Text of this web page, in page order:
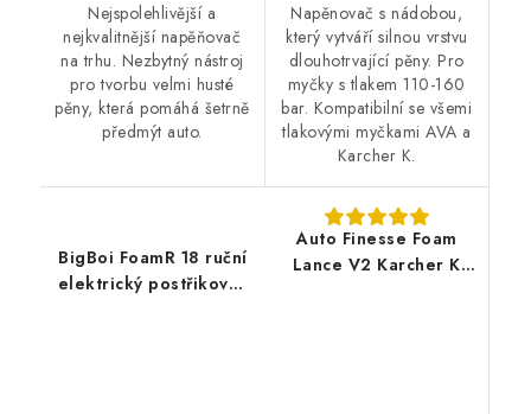
Nejspolehlivější a
nejkvalitnější napěňovač
na trhu. Nezbytný nástroj
pro tvorbu velmi husté
pěny, která pomáhá šetrně
předmýt auto.
Napěnovač s nádobou,
který vytváří silnou vrstvu
dlouhotrvající pěny. Pro
myčky s tlakem 110-160
bar. Kompatibilní se všemi
tlakovými myčkami AVA a
Karcher K.
BigBoi FoamR 18 ruční
elektrický postřikovač
Auto Finesse Foam
Lance V2 Karcher K